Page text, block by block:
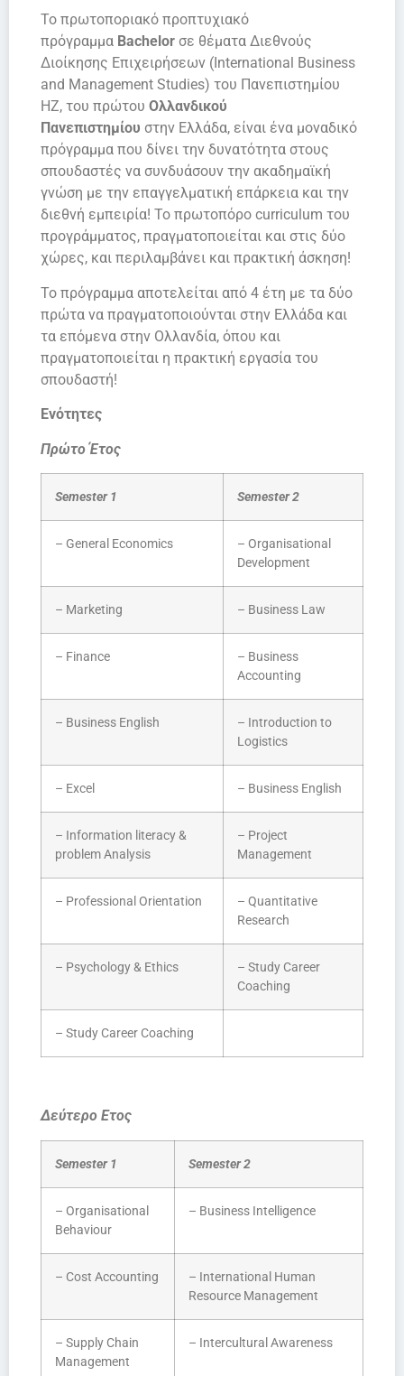
Το πρωτοποριακό προπτυχιακό
πρόγραμμα Bachelor σε θέματα Διεθνούς
Διοίκησης Επιχειρήσεων (International Business
and Management Studies) του Πανεπιστημίου
HZ, του πρώτου Ολλανδικού
Πανεπιστημίου στην Ελλάδα, είναι ένα μοναδικό
πρόγραμμα που δίνει την δυνατότητα στους
σπουδαστές να συνδυάσουν την ακαδημαϊκή
γνώση με την επαγγελματική επάρκεια και την
διεθνή εμπειρία! Το πρωτοπόρο curriculum του
προγράμματος, πραγματοποιείται και στις δύο
χώρες, και περιλαμβάνει και πρακτική άσκηση!
To πρόγραμμα αποτελείται από 4 έτη με τα δύο
πρώτα να πραγματοποιούνται στην Ελλάδα και
τα επόμενα στην Ολλανδία, όπου και
πραγματοποιείται η πρακτική εργασία του
σπουδαστή!
Ενότητες
Πρώτο Έτος
Semester 1 Semester 2
– General Economics
– Organisational
Development
– Marketing – Business Law
– Finance
– Business
Accounting
– Business English
– Introduction to
Logistics
– Excel – Business English
– Information literacy &
problem Analysis
– Project
Management
– Professional Orientation
– Quantitative
Research
– Psychology & Ethics
– Study Career
Coaching
– Study Career Coaching
Δεύτερο Ετος
Semester 1 Semester 2
– Organisational
Behaviour
– Business Intelligence
– Cost Accounting
– International Human
Resource Management
– Supply Chain
Management
– Intercultural Awareness